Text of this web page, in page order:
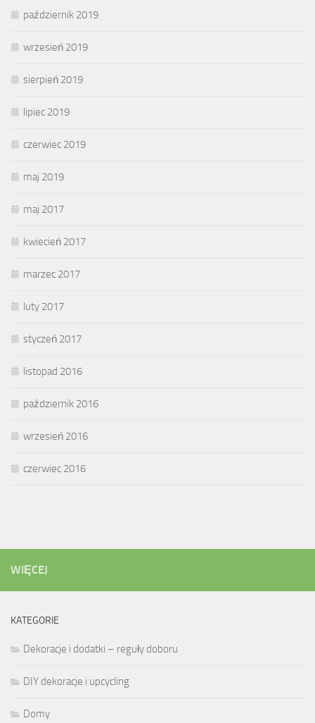
październik 2019
wrzesień 2019
sierpień 2019
lipiec 2019
czerwiec 2019
maj 2019
maj 2017
kwiecień 2017
marzec 2017
luty 2017
styczeń 2017
listopad 2016
październik 2016
wrzesień 2016
czerwiec 2016
WIĘCEJ
KATEGORIE
Dekoracje i dodatki – reguły doboru
DIY dekoracje i upcycling
Domy